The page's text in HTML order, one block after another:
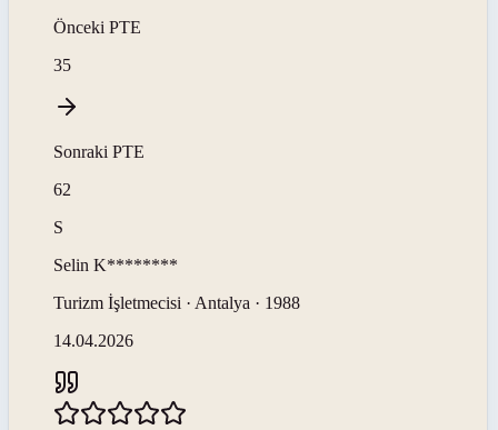
Önceki PTE
35
Sonraki PTE
62
S
Selin K********
Turizm İşletmecisi · Antalya · 1988
14.04.2026